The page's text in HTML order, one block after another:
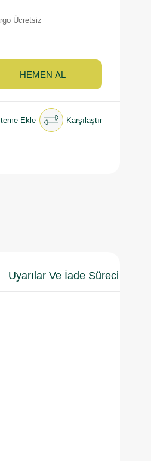
Ücretsiz
Ekle Karşılaştır
Uyarılar Ve İade Süreci